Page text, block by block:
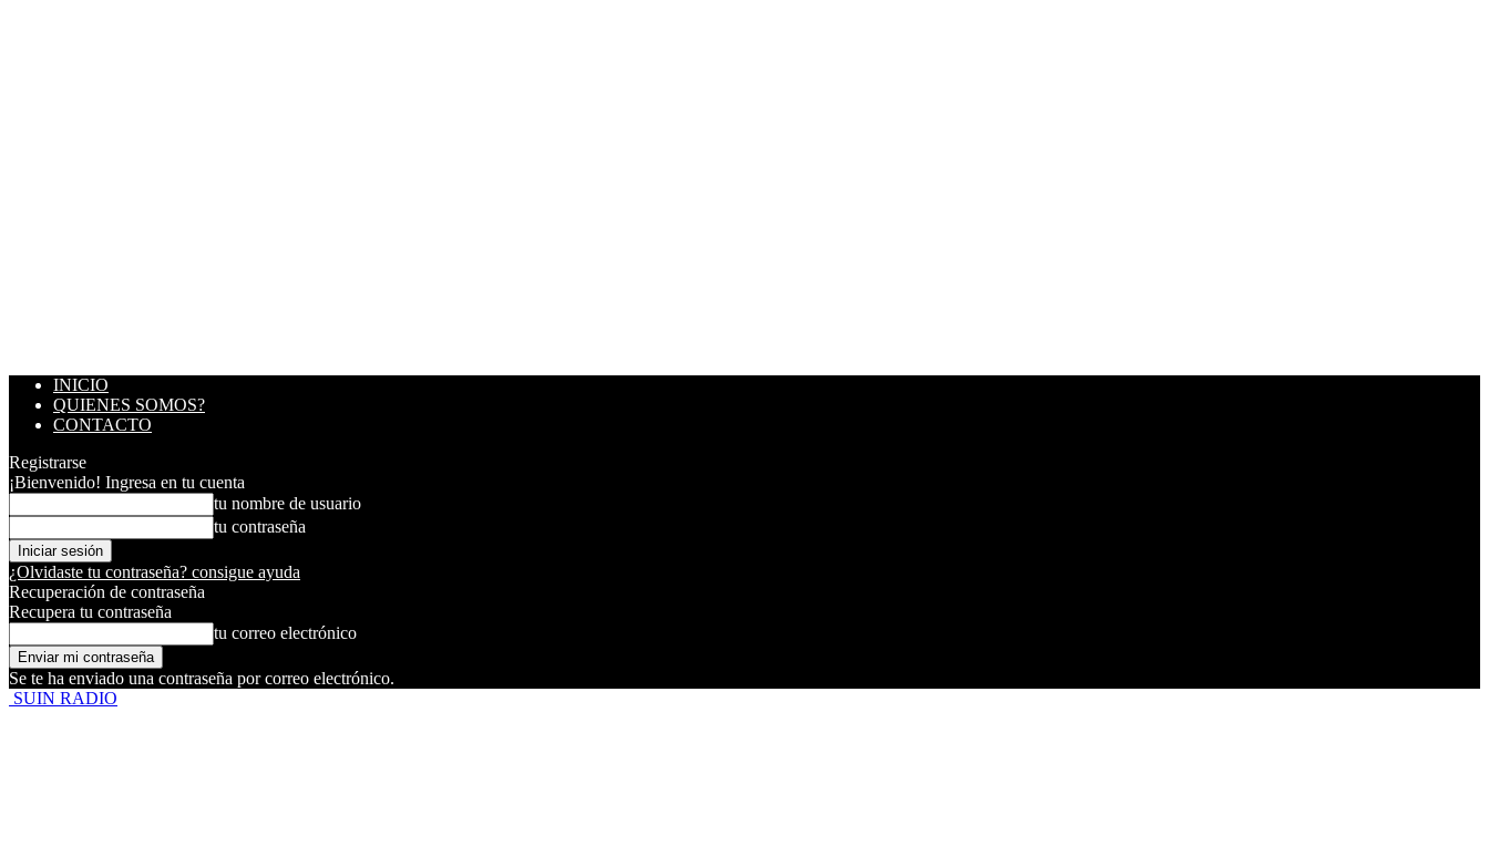
INICIO
QUIENES SOMOS?
CONTACTO
Registrarse
¡Bienvenido! Ingresa en tu cuenta
tu nombre de usuario
tu contraseña
¿Olvidaste tu contraseña? consigue ayuda
Recuperación de contraseña
Recupera tu contraseña
tu correo electrónico
Se te ha enviado una contraseña por correo electrónico.
SUIN RADIO